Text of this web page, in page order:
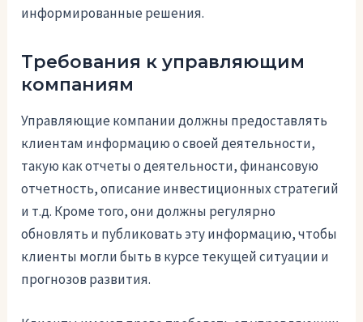
информированные решения.
Требования к управляющим
компаниям
Управляющие компании должны предоставлять
клиентам информацию о своей деятельности,
такую как отчеты о деятельности, финансовую
отчетность, описание инвестиционных стратегий
и т.д. Кроме того, они должны регулярно
обновлять и публиковать эту информацию, чтобы
клиенты могли быть в курсе текущей ситуации и
прогнозов развития.